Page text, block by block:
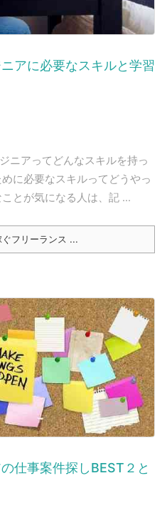
アに必要なスキルと学習
ニアってどんなスキルを持っ
に必要なスキルってどうやっ
とが気になる人は、記 ...
ぐフリーランス ...
仕事案件探しBEST２と